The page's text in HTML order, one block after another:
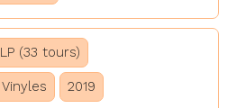
LP (33 tours)
Vinyles 2019